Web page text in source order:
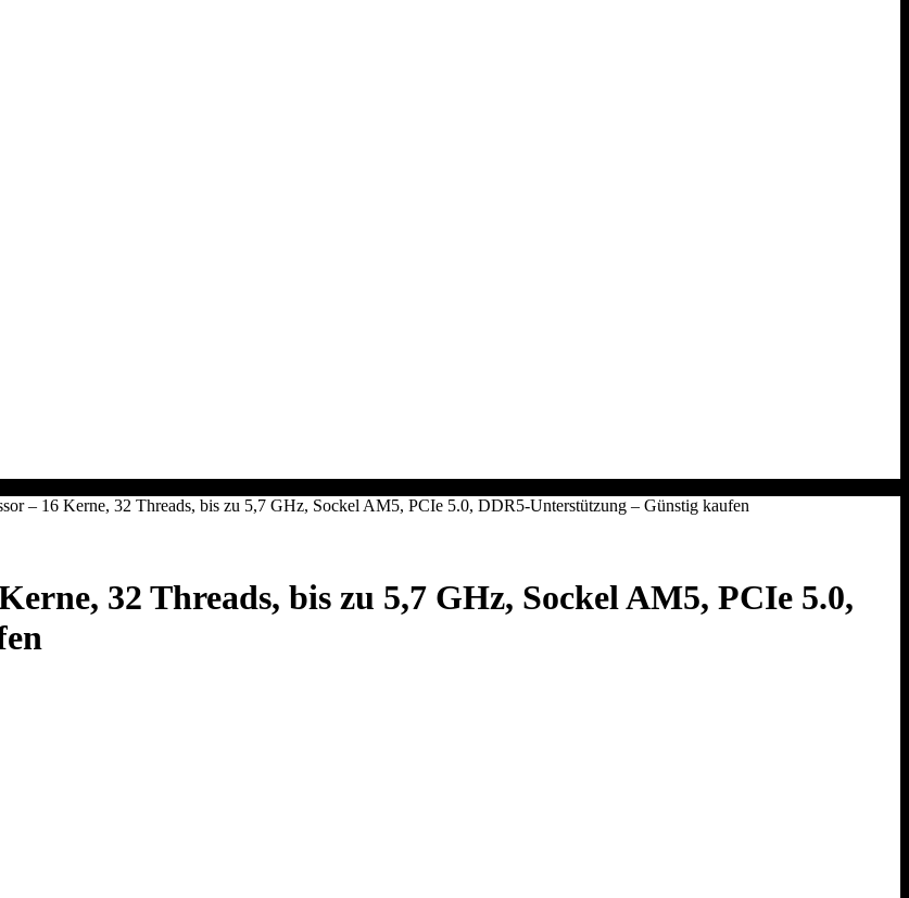
– 16 Kerne, 32 Threads, bis zu 5,7 GHz, Sockel AM5, PCIe 5.0, DDR5-Unterstützung – Günstig kaufen
32 Threads, bis zu 5,7 GHz, Sockel AM5, PCIe 5.0,